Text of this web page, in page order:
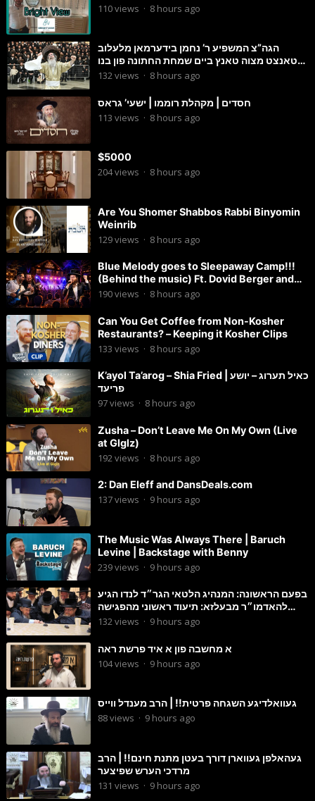
110views · 8 hours ago
הגה”צ המשפיע ר’ נחמן בידערמאן מלעלוב
טאנצט מצוה טאנץ ביים שמחת החתונה פון בנו
החתן
132views · 8 hours ago
חסדים | מקהלת רוממו | ישעי’ גראס
113 views · 8 hours ago
$5000
204views · 8 hours ago
Are You Shomer Shabbos Rabbi Binyomin
Weinrib
129views · 8 hours ago
Blue Melody goes to Sleepaway Camp!!!
(Behind the music) Ft. Dovid Berger and
Chaim Brown
190views · 8 hours ago
Can You Get Coffee from Non-Kosher
Restaurants? – Keeping it Kosher Clips
133 views · 8 hours ago
K’ayol Ta’arog – Shia Fried | כאיל תערוג – יושע
פריעד
97views · 8 hours ago
Zusha – Don’t Leave Me On My Own (Live
at Glglz)
192views · 8 hours ago
2: Dan Eleff and DansDeals.com
137views · 9 hours ago
The Music Was Always There | Baruch
Levine | Backstage with Benny
239views · 9 hours ago
בפעם הראשונה: המנהיג הלטאי הגר״ד לנדו הגיע
להאדמו״ר מבעלזא: תיעוד ראשוני מהפגישה
הנדירה
132views · 9 hours ago
א מחשבה פון א איד פרשת ראה
104views · 9 hours ago
געוואלדיגע השגחה פרטית!! | הרב מענדל ווייס
88views · 9 hours ago
געהאלפן געווארן דורך בעטן מתנת חינם!! | הרב
מרדכי הערש שפיצער
131 views · 9 hours ago